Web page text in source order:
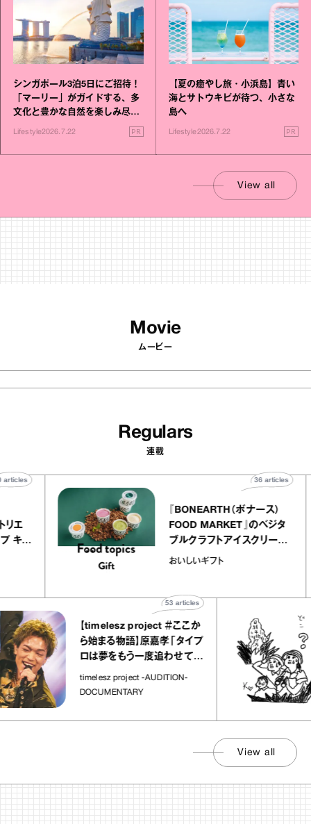
シンガポール3泊5日にご招待！
「マーリー」がガイドする、多
文化と豊かな自然を楽しみ尽く
Lifestyle2026.7.22 PR
【夏の癒やし旅・小浜島】青い
海とサトウキビが待つ、小さな
島へ
Lifestyle2026.7.22 PR
View all
Movie
ムービー
Regulars
連載
ー アトリエ
クレープ キャ
40
『BONEARTH（ボナース）
FOOD MARKET』のベジ
ブルクラフトアイスクリー
｜真野知子の「おいしい
おいしいギフト
36
【timelesz project ＃ここか
ら始まる物語】原嘉孝「タイプ
ロは夢をもう一度追わせてく
れた場所」
timelesz project -AUDITION-
DOCUMENTARY
articles
View all